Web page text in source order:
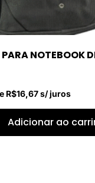
NOTEBOOK
R$16,67s/ juros
Adicionar ao